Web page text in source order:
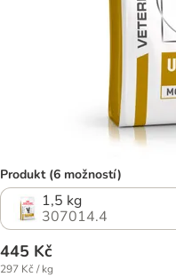
Produkt (6 možností)
1,5 kg
307014.4
445 Kč
297 Kč / kg